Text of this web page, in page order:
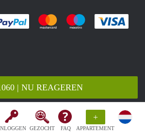
GEZOCHT FAQ
+
APPARTEMENT
1060 | NU REAGEREN
Je rekent gemakkelijk af met Paypal
Je rekent gemakkelijk af met
Je rekent